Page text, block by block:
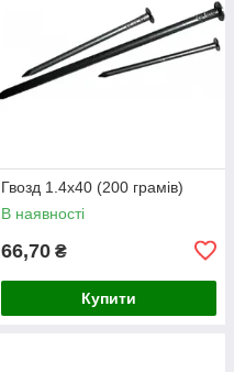
Гвозд 1.4х40 (200 грамів)
В наявності
66,70 ₴
Купити